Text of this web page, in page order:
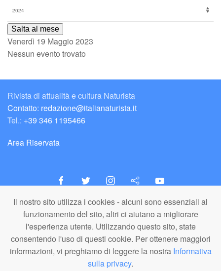
Il nostro sito utilizza i cookies - alcuni sono essenziali al
funzionamento del sito, altri ci aiutano a migliorare
l'esperienza utente. Utilizzando questo sito, state
consentendo l'uso di questi cookie. Per ottenere maggiori
informazioni, vi preghiamo di leggere la nostra Informativa
sulla privacy.
Salta al mese
Venerdì 19 Maggio 2023
Nessun evento trovato
Rivista di attualità e cultura Naturista
Contatto: redazione@italianaturista.it
Tel.: +39 346 1195466
Area Riservata
italiaNATURISTA
Editore e Redazione
A.N.ITA. Associazione Naturista Italiana (APS)
C.F. 80203710159
© A.N.ITA. - Tutto il materiale pubblicato in questo sito è di proprietà di